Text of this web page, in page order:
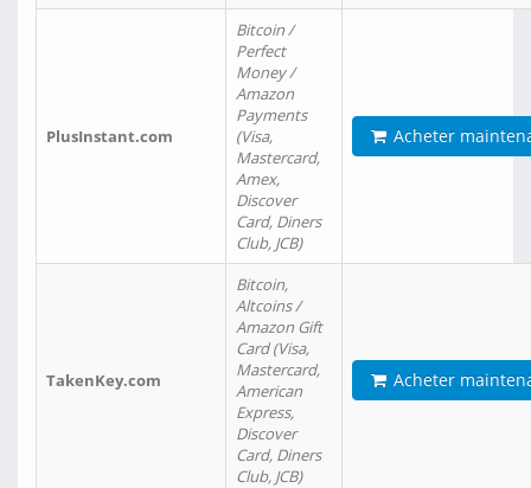
PlusInstant.com
Bitcoin /
Perfect
Money /
Amazon
Payments
(Visa,
Mastercard,
Amex,
Discover
Card, Diners
Club, JCB)
Acheter
TakenKey.com
Bitcoin,
Altcoins /
Amazon Gift
Card (Visa,
Mastercard,
American
Express,
Discover
Card, Diners
Club, JCB)
Acheter